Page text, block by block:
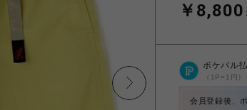
￥8,800
ポケパル
（1P=1円
会員登録後、